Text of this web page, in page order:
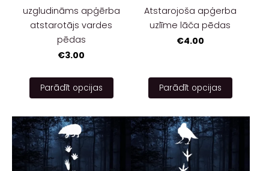
uzgludināms apģērba
atstarotājs vardes
pēdas
€3.00
Parādīt opcijas
Atstarojoša apģerba
uzlīme lāča pēdas
€4.00
Parādīt opcijas